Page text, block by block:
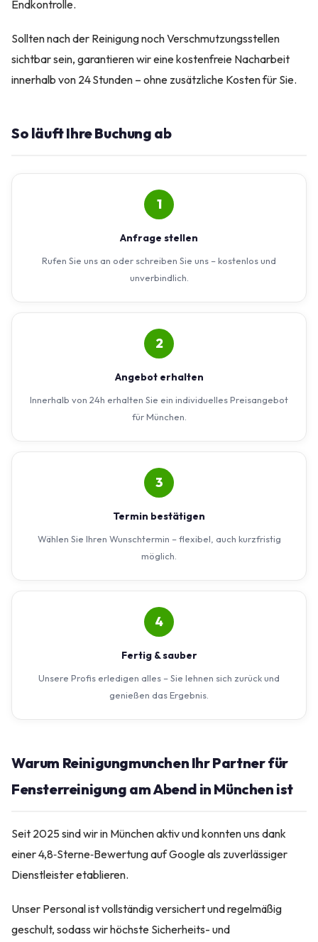
Endkontrolle.
Sollten nach der Reinigung noch Verschmutzungsstellen
sichtbar sein, garantieren wir eine kostenfreie Nacharbeit
innerhalb von 24 Stunden – ohne zusätzliche Kosten für Sie.
So läuft Ihre Buchung ab
1
Anfrage stellen
Rufen Sie uns an oder schreiben Sie uns – kostenlos und
unverbindlich.
2
Angebot erhalten
Innerhalb von 24h erhalten Sie ein individuelles Preisangebot
für München.
3
Termin bestätigen
Wählen Sie Ihren Wunschtermin – flexibel, auch kurzfristig
möglich.
4
Fertig & sauber
Unsere Profis erledigen alles – Sie lehnen sich zurück und
genießen das Ergebnis.
Warum Reinigungmunchen Ihr Partner für
Fensterreinigung am Abend in München ist
Seit 2025 sind wir in München aktiv und konnten uns dank
einer 4,8‑Sterne‑Bewertung auf Google als zuverlässiger
Dienstleister etablieren.
Unser Personal ist vollständig versichert und regelmäßig
geschult, sodass wir höchste Sicherheits- und